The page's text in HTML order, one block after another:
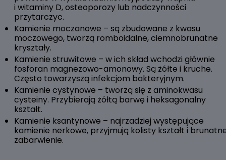
i witaminy D, osteoporozy lub nadczynności
przytarczyc.
Kamienie moczanowe – są zbudowane z kwasu
moczowego, tworzą romboidalne, ciemnobrunatne
kryształy.
Kamienie struwitowe – w ich skład wchodzi głównie
fosforan magnezowo-amonowy. Są żółte i kruche.
Często towarzyszą infekcjom bakteryjnym.
Kamienie cystynowe – tworzą się z aminokwasu
cysteiny. Przybierają żółtą barwę i heksagonalny
kształt.
Kamienie ksantynowe – najrzadziej występujące
kamienie nerkowe, przyjmują kolisty kształt i
zabarwienie.